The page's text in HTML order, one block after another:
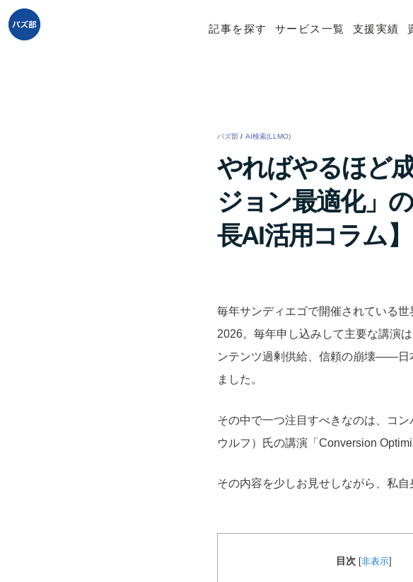
記事を探す サービス一覧 支援実績
バズ部 / AI検索(LLMO)
やればやるほど
ジョン最適化」
長AI活用コラム】
毎年サンディエゴで開催されている
2026。毎年申し込みして主要な講演
ンテンツ過剰供給、信頼の崩壊——日
ました。
その中で一つ注目すべきなのは、コ
ウルフ）氏の講演「Conversion
その内容を少しお見せしながら、私
目次 [非表示]